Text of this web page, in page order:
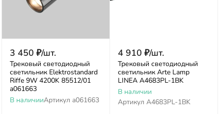
3 450 ₽/шт.
Трековый светодиодный
светильник Elektrostandard
Riffe 9W 4200K 85512/01
a061663
В наличииАртикул a061663
4 910 ₽/шт.
Трековый светодиодный
светильник Arte Lamp
LINEA A4683PL-1BK
В наличии
Артикул A4683PL-1BK